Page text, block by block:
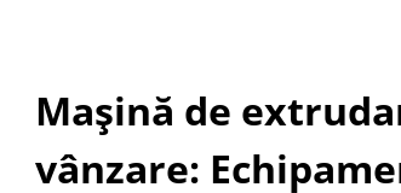
Mașină de
vânzare: